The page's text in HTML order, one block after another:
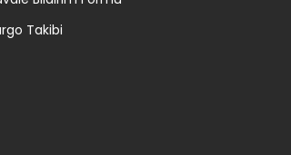
Takibi